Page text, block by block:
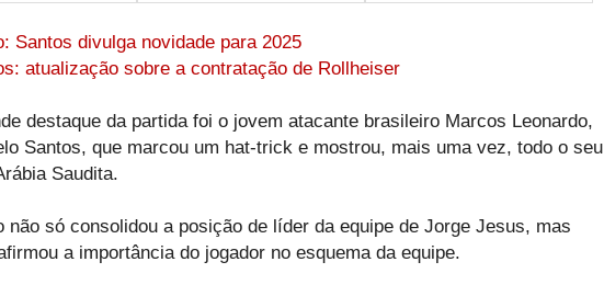
Santos divulga novidade para 2025
atualização sobre a contratação de Rollheiser
destaque da partida foi o jovem atacante brasileiro Marcos Leonardo,
Santos, que marcou um hat-trick e mostrou, mais uma vez, todo o seu
Saudita.
não só consolidou a posição de líder da equipe de Jorge Jesus, mas
a importância do jogador no esquema da equipe.